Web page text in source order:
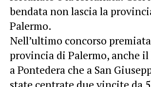
bendata non lascia la
Palermo.
Nell’ultimo concorso
provincia di Palermo, anche il
a Pontedera che a San